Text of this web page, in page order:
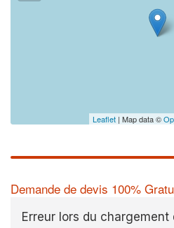
Leaflet | Map data ©
Demande de devis 100%
Erreur lors du chargement